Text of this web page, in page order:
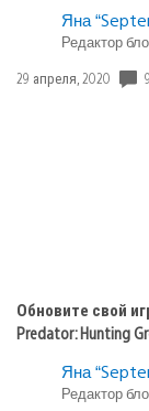
Яна
Редактор
Дата
29 апреля, 2020
Обновите свой
Predator: Hunting
Яна
Редактор